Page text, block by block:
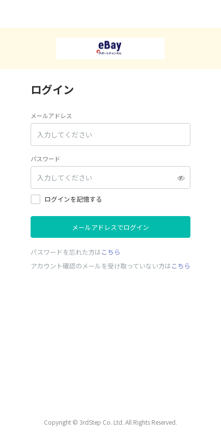
ログイン
メールアドレス
パスワード
ログインを記憶する
メールアドレスでログイン
パスワードを忘れた方はこちら
アカウント確認のメールを受け取っていない方はこちら
Copyright © 3rdStep Co. Ltd. All Rights Reserved.